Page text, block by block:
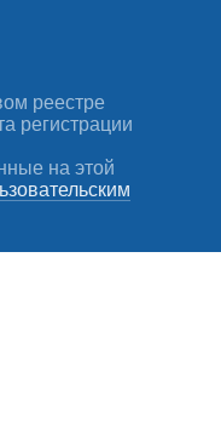
реестре
регистрации
на этой